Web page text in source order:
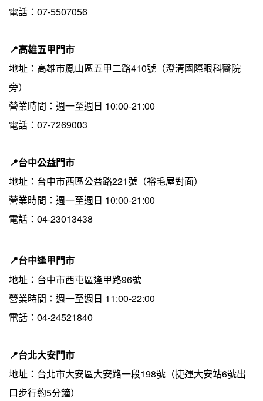
電話：07-5507056
📍高雄五甲門市
地址：高雄市鳳山區五甲二路410號（澄清國際眼科醫院
旁）
營業時間：週一至週日 10:00-21:00
電話：07-7269003
📍台中公益門市
地址：台中市西區公益路221號（裕毛屋對面）
營業時間：週一至週日 10:00-21:00
電話：04-23013438
📍台中逢甲門市
地址：台中市西屯區逢甲路96號
營業時間：週一至週日 11:00-22:00
電話：04-24521840
📍台北大安門市
地址：台北市大安區大安路一段198號（捷運大安站6號出
口步行約5分鐘）